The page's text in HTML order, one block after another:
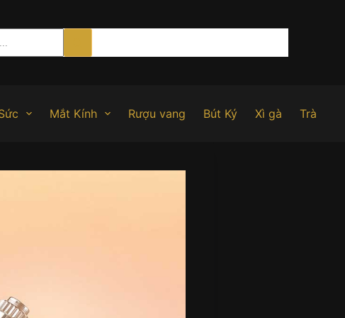
Mắt Kính Rượu vang Bút Ký Xì gà Trà